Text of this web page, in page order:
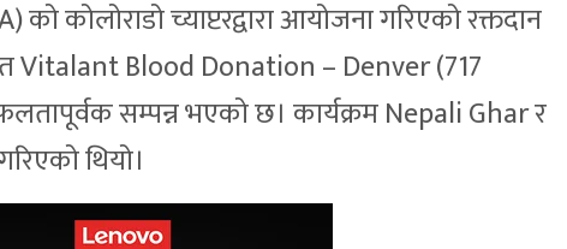
कोलोराडो च्याप्टरद्वारा आयोजना गरिएको रक्तदान
Vitalant Blood Donation – Denver (717
सम्पन्न भएको छ। कार्यक्रम Nepali Ghar र
थियो।